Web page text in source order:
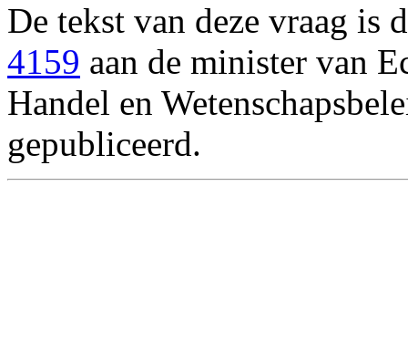
De tekst van deze vraag is
4159 aan de minister van
Handel en
gepubliceerd.